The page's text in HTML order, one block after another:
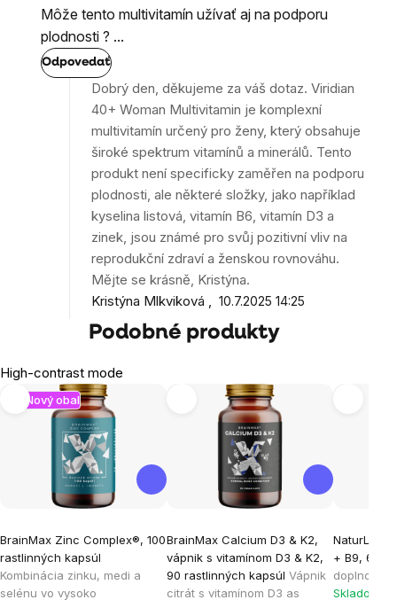
Môže tento multivitamín užívať aj na podporu
plodnosti ? ...
Odpovedať
Kristýna Mlkviková 10.7.2025 14:25
Dobrý den, děkujeme za váš dotaz. Viridian
40+ Woman Multivitamin je komplexní
multivitamín určený pro ženy, který obsahuje
široké spektrum vitamínů a minerálů. Tento
produkt není specificky zaměřen na podporu
plodnosti, ale některé složky, jako například
kyselina listová, vitamín B6, vitamín D3 a
zinek, jsou známé pro svůj pozitivní vliv na
reprodukční zdraví a ženskou rovnováhu.
Mějte se krásně, Kristýna.
Podobné produkty
High-contrast mode
Nový obal
BrainMax Zinc Complex®, 100
rastlinných kapsúl
Kombinácia zinku, medi a
selénu vo vysoko
BrainMax Calcium D3 & K2,
vápnik s vitamínom D3 & K2,
90 rastlinných kapsúl Vápnik
citrát s vitamínom D3 as
NaturLabs
+ B9, 60
doplnok
Skladom >